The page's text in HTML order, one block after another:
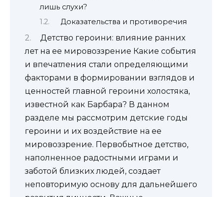
лишь слухи?
Доказательства и противоречия
Детство героини: влияние ранних
лет на ее мировоззрение Какие события
и впечатления стали определяющими
факторами в формировании взглядов и
ценностей главной героини холостяка,
известной как Барбара? В данном
разделе мы рассмотрим детские годы
героини и их воздействие на ее
мировоззрение. Первобытное детство,
наполненное радостными играми и
заботой близких людей, создает
неповторимую основу для дальнейшего